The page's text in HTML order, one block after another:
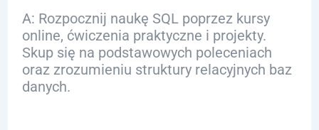
A: Rozpocznij naukę SQL poprzez kursy
online, ćwiczenia praktyczne i projekty.
Skup się na podstawowych poleceniach
oraz zrozumieniu struktury relacyjnych baz
danych.